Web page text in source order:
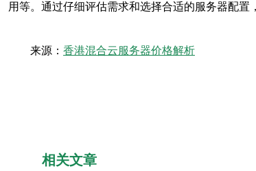
用等。通过仔细评估需求和选择合适的服务器配置
来源： 香港混合云服务器价格解析
相关文章